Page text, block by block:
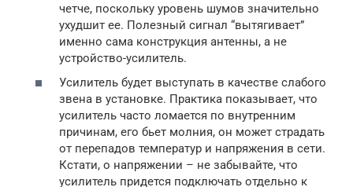
четче, поскольку уровень шумов значительно
ухудшит ее. Полезный сигнал “вытягивает”
именно сама конструкция антенны, а не
устройство-усилитель.
Усилитель будет выступать в качестве слабого
звена в установке. Практика показывает, что
усилитель часто ломается по внутренним
причинам, его бьет молния, он может страдать
от перепадов температур и напряжения в сети.
Кстати, о напряжении – не забывайте, что
усилитель придется подключать отдельно к